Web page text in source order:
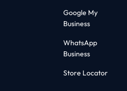
Google My
Business
WhatsApp
Business
Store Locator